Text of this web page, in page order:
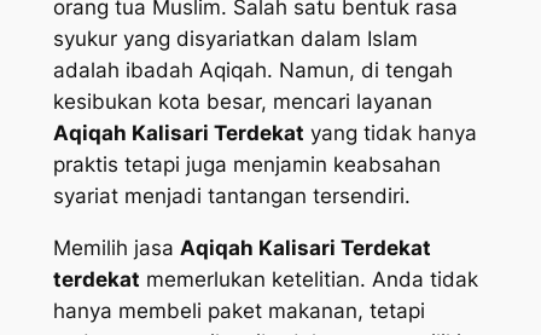
orang tua Muslim. Salah satu bentuk rasa
syukur yang disyariatkan dalam Islam
adalah ibadah Aqiqah. Namun, di tengah
kesibukan kota besar, mencari layanan
Aqiqah Kalisari Terdekat yang tidak hanya
praktis tetapi juga menjamin keabsahan
syariat menjadi tantangan tersendiri.
Memilih jasa Aqiqah Kalisari Terdekat
terdekat memerlukan ketelitian. Anda tidak
hanya membeli paket makanan, tetapi